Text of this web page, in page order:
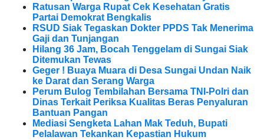
Ratusan Warga Rupat Cek Kesehatan Gratis
Partai Demokrat Bengkalis
RSUD Siak Tegaskan Dokter PPDS Tak Menerima
Gaji dan Tunjangan
Hilang 36 Jam, Bocah Tenggelam di Sungai Siak
Ditemukan Tewas
Geger ! Buaya Muara di Desa Sungai Undan Naik
ke Darat dan Serang Warga
Perum Bulog Tembilahan Bersama TNI-Polri dan
Dinas Terkait Periksa Kualitas Beras Penyaluran
Bantuan Pangan
Mediasi Sengketa Lahan Mak Teduh, Bupati
Pelalawan Tekankan Kepastian Hukum